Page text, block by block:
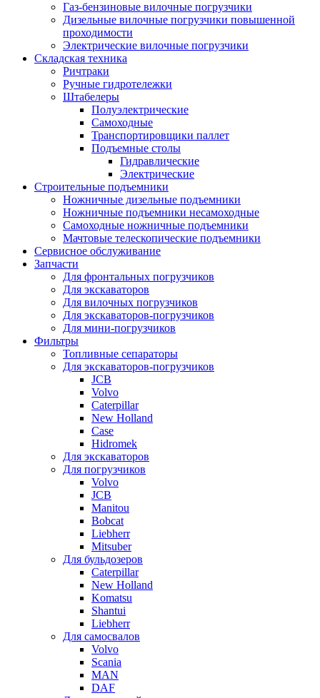
Газ-бензиновые вилочные погрузчики
Дизельные вилочные погрузчики повышенной
проходимости
Электрические вилочные погрузчики
Складская техника
Ричтраки
Ручные гидротележки
Штабелеры
Полуэлектрические
Самоходные
Транспортировщики паллет
Подъемные столы
Гидравлические
Электрические
Строительные подъемники
Ножничные дизельные подъемники
Ножничные подъемники несамоходные
Самоходные ножничные подъемники
Мачтовые телескопические подъемники
Сервисное обслуживание
Запчасти
Для фронтальных погрузчиков
Для экскаваторов
Для вилочных погрузчиков
Для экскаваторов-погрузчиков
Для мини-погрузчиков
Фильтры
Топливные сепараторы
Для экскаваторов-погрузчиков
JCB
Volvo
Caterpillar
New Holland
Case
Hidromek
Для экскаваторов
Для погрузчиков
Volvo
JCB
Manitou
Bobcat
Liebherr
Mitsuber
Для бульдозеров
Caterpillar
New Holland
Komatsu
Shantui
Liebherr
Для самосвалов
Volvo
Scania
MAN
DAF